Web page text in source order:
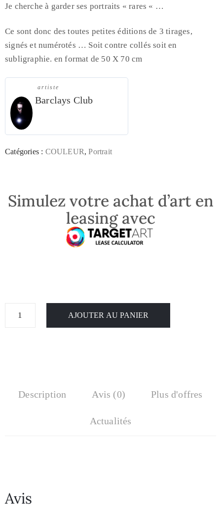
Je cherche à garder ses portraits « rares « …
Ce sont donc des toutes petites éditions de 3 tirages,
signés et numérotés … Soit contre collés soit en
subligraphie. en format de 50 X 70 cm
artiste
Barclays Club
Catégories : COULEUR,Portrait
Simulez votre achat d’art en
leasing avec
AJOUTER AU PANIER
Description Avis (0) Plus d'offres
Actualités
Avis